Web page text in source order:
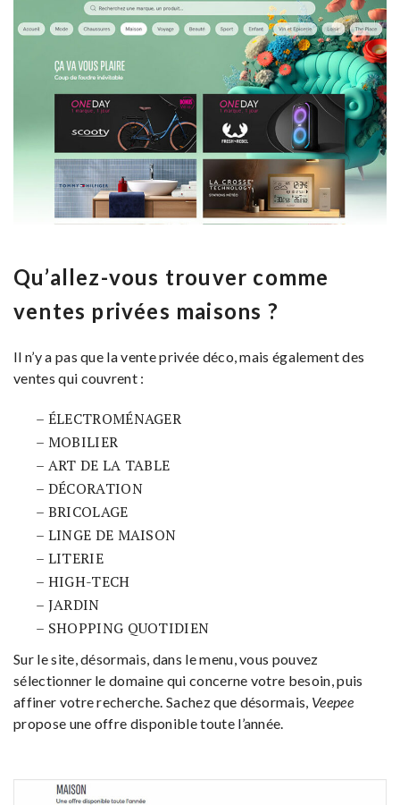
Qu’allez-vous trouver comme
ventes privées maisons ?
Il n’y a pas que la vente privée déco, mais également des
ventes qui couvrent :
– ÉLECTROMÉNAGER
– MOBILIER
– ART DE LA TABLE
– DÉCORATION
– BRICOLAGE
– LINGE DE MAISON
– LITERIE
– HIGH-TECH
– JARDIN
– SHOPPING QUOTIDIEN
Sur le site, désormais, dans le menu, vous pouvez
sélectionner le domaine qui concerne votre besoin, puis
affiner votre recherche. Sachez que désormais, Veepee
propose une offre disponible toute l’année.